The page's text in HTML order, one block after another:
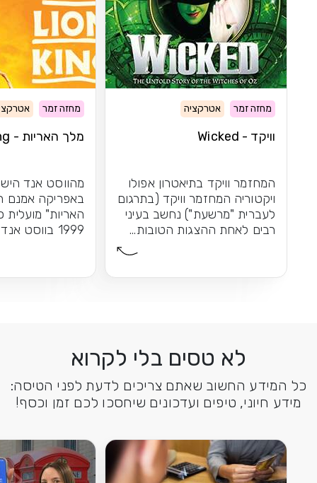
מחזה זמר אטרקציה
וויקד - Wicked
המחזמר וויקד בתיאטרון אפולו
ויקטוריה המחזמר וויקד (בתרגום
לעברית "מרשעת") נחשב בעיני
רבים לאחת ההצגות הטובות...
מחזה זמר
מלך האריות - The Lion King
מהווסט אנד
באפריקה אמנם
האריות"
1999 בווסט
לא טסים בלי לקרוא
כל המידע החשוב שאתם צריכים לדעת לפני הטיסה:
מידע חיוני, טיפים ועדכונים שיחסכו לכם זמן וכסף!